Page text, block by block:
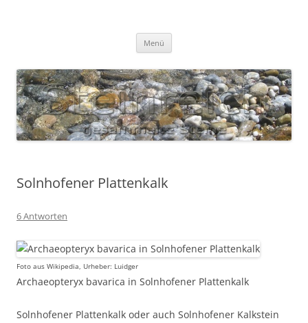
Menü
Solnhofener Plattenkalk
6 Antworten
Foto aus Wikipedia, Urheber: Luidger
Archaeopteryx bavarica in Solnhofener Plattenkalk
Solnhofener Plattenkalk oder auch Solnhofener Kalkstein